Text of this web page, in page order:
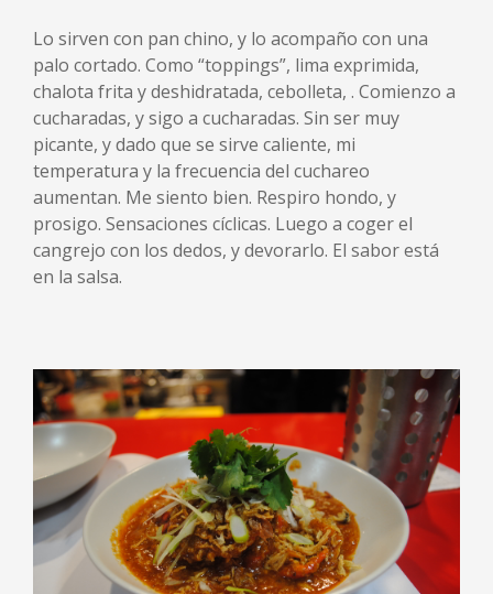
Lo sirven con pan chino, y lo acompaño con una
palo cortado. Como “toppings”, lima exprimida,
chalota frita y deshidratada, cebolleta, . Comienzo a
cucharadas, y sigo a cucharadas. Sin ser muy
picante, y dado que se sirve caliente, mi
temperatura y la frecuencia del cuchareo
aumentan. Me siento bien. Respiro hondo, y
prosigo. Sensaciones cíclicas. Luego a coger el
cangrejo con los dedos, y devorarlo. El sabor está
en la salsa.